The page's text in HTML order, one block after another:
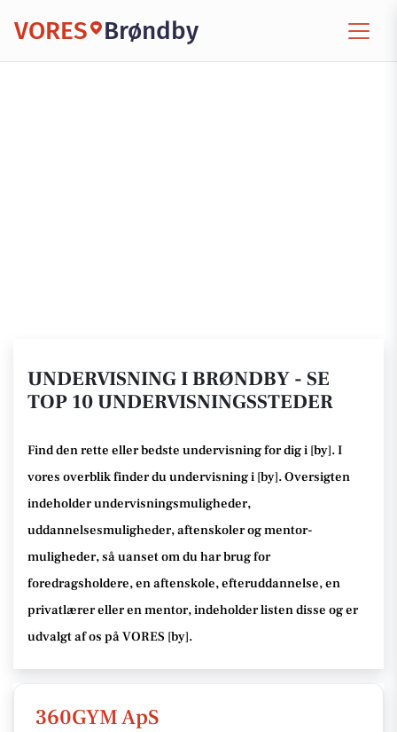
VORES Brøndby
UNDERVISNING I BRØNDBY - SE
TOP 10 UNDERVISNINGSSTEDER
Find den rette eller bedste undervisningfor dig i [by]. I
vores overblik finder du undervisning i [by].Oversigten
indeholder undervisningsmuligheder,
uddannelsesmuligheder, aftenskoler og mentor-
muligheder, så uanset om du har brug for
foredragsholdere, en aftenskole, efteruddannelse, en
privatlærer eller en mentor, indeholder listen disse og er
udvalgt af os på VORES [by].
360GYM ApS